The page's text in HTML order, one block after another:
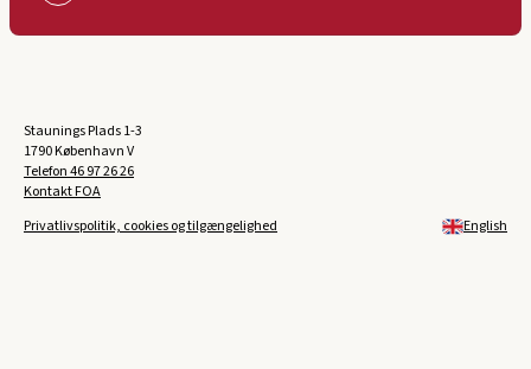
Staunings Plads 1-3
1790 København V
Telefon46 97 26 26
Kontakt FOA
Privatlivspolitik, cookies og tilgængelighed
English